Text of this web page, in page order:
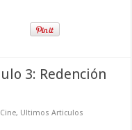
3: Redención
, Ultimos Articulos